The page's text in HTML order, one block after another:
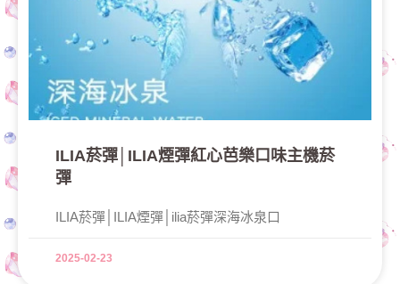
ILIA菸彈│ILIA煙彈紅心芭樂口味主機菸
彈
ILIA菸彈│ILIA煙彈│ilia菸彈深海冰泉口
2025-02-23